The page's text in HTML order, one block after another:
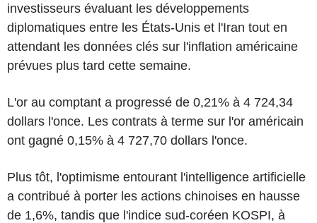
investisseurs évaluant les développements
diplomatiques entre les États-Unis et l'Iran tout en
attendant les données clés sur l'inflation américaine
prévues plus tard cette semaine.
L'or au comptant a progressé de 0,21% à 4 724,34
dollars l'once. Les contrats à terme sur l'or américain
ont gagné 0,15% à 4 727,70 dollars l'once.
Plus tôt, l'optimisme entourant l'intelligence artificielle
a contribué à porter les actions chinoises en hausse
de 1,6%, tandis que l'indice sud-coréen KOSPI, à